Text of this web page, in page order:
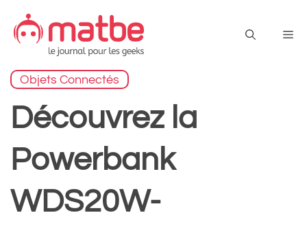
contenu
Objets Connectés
Découvrez la
Powerbank
WDS20W-